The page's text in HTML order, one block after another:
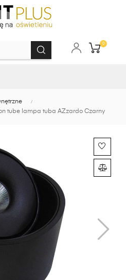
0
tube lampa tuba AZzardo Czarny